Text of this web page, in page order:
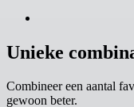
Unieke
Combineer een aantal
gewoon beter.